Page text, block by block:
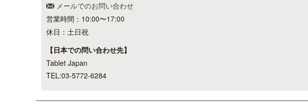
メールでのお問い合わせ
営業時間：10:00〜17:00
休日：土日祝
【日本での問い合わせ先】
Tablet Japan
TEL:03-5772-6284